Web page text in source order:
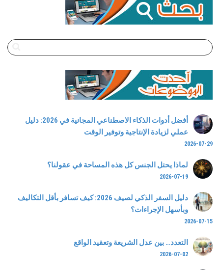
أفضل أدوات الذكاء الاصطناعي المجانية في 2026: دليل
عملي لزيادة الإنتاجية وتوفير الوقت
2026-07-29
لماذا يحتل الجنس كل هذه المساحة في عقولنا؟
2026-07-19
دليل السفر الذكي لصيف 2026: كيف تسافر بأقل التكاليف
وبأسهل الإجراءات؟
2026-07-15
التعدد… بين عدل الشريعة وتعقيد الواقع
2026-07-02